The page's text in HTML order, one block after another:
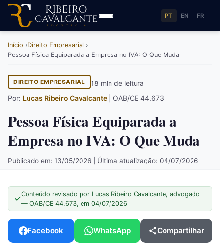
PT EN FR
Início
Direito Empresarial
Pessoa Física Equiparada a Empresa no IVA: O Que Muda
DIREITO EMPRESARIAL
18 min de leitura
Por: Lucas Ribeiro Cavalcante | OAB/CE 44.673
Pessoa Física Equiparada a
Empresa no IVA: O Que Muda
Publicado em: 13/05/2026 | Última atualização: 04/07/2026
Conteúdo revisado por Lucas Ribeiro Cavalcante, advogado
— OAB/CE 44.673, em 04/07/2026
Facebook WhatsApp Compartilhar